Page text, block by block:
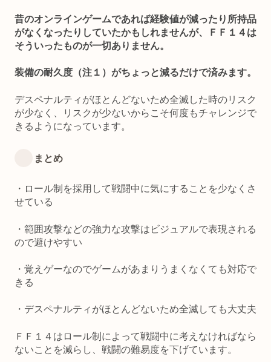
昔のオンラインゲームであれば経験値が減ったり所持品
がなくなったりしていたかもしれませんが、ＦＦ１４は
そういったものが一切ありません。
装備の耐久度（注１）がちょっと減るだけで済みます。
デスペナルティがほとんどないため全滅した時のリスク
が少なく、リスクが少ないからこそ何度もチャレンジで
きるようになっています。
まとめ
・ロール制を採用して戦闘中に気にすることを少なくさ
せている
・範囲攻撃などの強力な攻撃はビジュアルで表現される
ので避けやすい
・覚えゲーなのでゲームがあまりうまくなくても対応で
きる
・デスペナルティがほとんどないため全滅しても大丈夫
ＦＦ１４はロール制によって戦闘中に考えなければなら
ないことを減らし、戦闘の難易度を下げています。